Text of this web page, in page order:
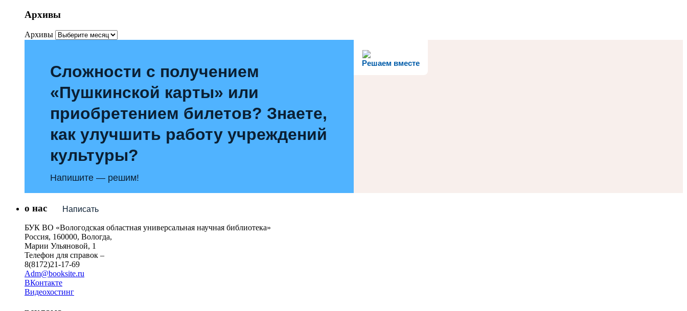
Архивы
Архивы
Решаем вместе
Сложности с получением
«Пушкинской карты» или
приобретением билетов? Знаете,
как улучшить работу учреждений
культуры?
Напишите — решим!
Написать
о нас
БУК ВО «Вологодская областная универсальная научная библиотека»
Россия, 160000, Вологда,
Марии Ульяновой, 1
Телефон для справок –
8(8172)21-17-69
Adm@booksite.ru
ВКонтакте
Видеохостинг